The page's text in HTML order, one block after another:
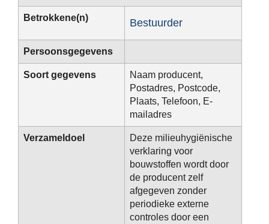
Betrokkene(n) Bestuurder
Persoonsgegevens
Soort gegevens
Naam producent,
Postadres, Postcode,
Plaats, Telefoon, E-
mailadres
Verzameldoel
Deze milieuhygiënische
verklaring voor
bouwstoffen wordt door
de producent zelf
afgegeven zonder
periodieke externe
controles door een